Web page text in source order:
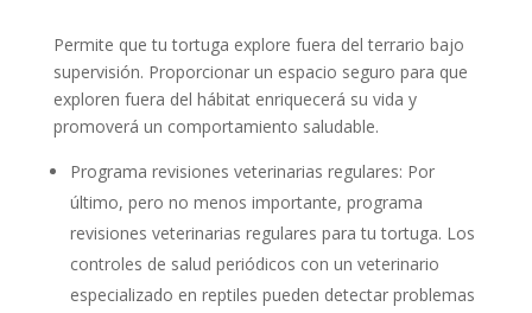
Permite que tu tortuga explore fuera del terrario bajo
supervisión. Proporcionar un espacio seguro para que
exploren fuera del hábitat enriquecerá su vida y
promoverá un comportamiento saludable.
Programa revisiones veterinarias regulares: Por
último, pero no menos importante, programa
revisiones veterinarias regulares para tu tortuga. Los
controles de salud periódicos con un veterinario
especializado en reptiles pueden detectar problemas